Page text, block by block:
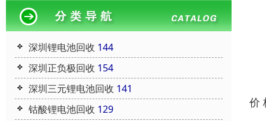
深圳锂电池回收 144
深圳正负极回收 154
深圳三元锂电池回收 141
钴酸锂电池回收 129
价